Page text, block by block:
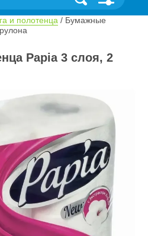
и полотенца / Бумажные
Раріа 3 слоя, 2